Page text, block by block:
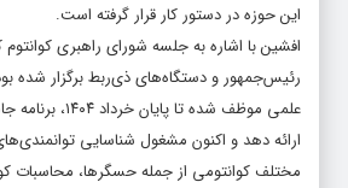
این حوزه در دستور کار قرار گرفته است.
افشین با اشاره به جلسه شورای راهبری
رئیس‌جمهور و دستگاه‌های ذی‌ربط برگزار شده‌
علمی موظف شده تا
ارائه دهد و اکنون مشغول شناسایی
مختلف کوانتومی از جمله حسگرها، محاسبات